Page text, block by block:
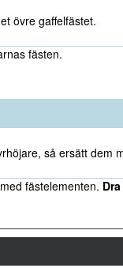
övre gaffelfästet.
fästen.
så ersätt dem
fästelementen.